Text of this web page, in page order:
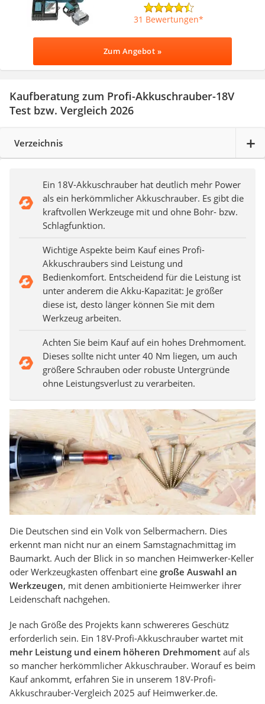
31 Bewertungen
Zum Angebot »
Kaufberatung zum Profi-Akkuschrauber-18V
Test bzw. Vergleich 2026
Verzeichnis
Ein 18V-Akkuschrauber hat deutlich mehr Power
als ein herkömmlicher Akkuschrauber. Es gibt die
kraftvollen Werkzeuge mit und ohne Bohr- bzw.
Schlagfunktion.
Wichtige Aspekte beim Kauf eines Profi-
Akkuschraubers sind Leistung und
Bedienkomfort. Entscheidend für die Leistung ist
unter anderem die Akku-Kapazität: Je größer
diese ist, desto länger können Sie mit dem
Werkzeug arbeiten.
Achten Sie beim Kauf auf ein hohes Drehmoment.
Dieses sollte nicht unter 40 Nm liegen, um auch
größere Schrauben oder robuste Untergründe
ohne Leistungsverlust zu verarbeiten.
Die Deutschen sind ein Volk von Selbermachern. Dies
erkennt man nicht nur an einem Samstagnachmittag im
Baumarkt. Auch der Blick in so manchen Heimwerker-Keller
oder Werkzeugkasten offenbart eine große Auswahl an
Werkzeugen, mit denen ambitionierte Heimwerker ihrer
Leidenschaft nachgehen.
Je nach Größe des Projekts kann schwereres Geschütz
erforderlich sein. Ein 18V-Profi-Akkuschrauber wartet mit
mehr Leistung und einem höheren Drehmoment auf als
so mancher herkömmlicher Akkuschrauber. Worauf es beim
Kauf ankommt, erfahren Sie in unserem 18V-Profi-
Akkuschrauber-Vergleich 2025 auf Heimwerker.de.